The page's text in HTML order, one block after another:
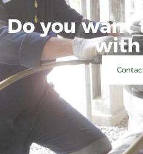
Do you want
with